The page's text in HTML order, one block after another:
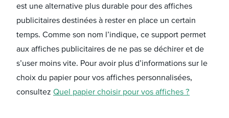
est une alternative plus durable pour des affiches
publicitaires destinées à rester en place un certain
temps. Comme son nom l’indique, ce support permet
aux affiches publicitaires de ne pas se déchirer et de
s’user moins vite. Pour avoir plus d’informations sur le
choix du papier pour vos affiches personnalisées,
consultez Quel papier choisir pour vos affiches ?